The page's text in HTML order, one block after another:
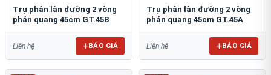
Trụ phân làn đường 2 vòng
phản quang 45cm GT.45B
Liên hệ BÁO GIÁ
Trụ phân làn đường 2 vòng
phản quang 45cm GT.45A
Liên hệ BÁO GIÁ